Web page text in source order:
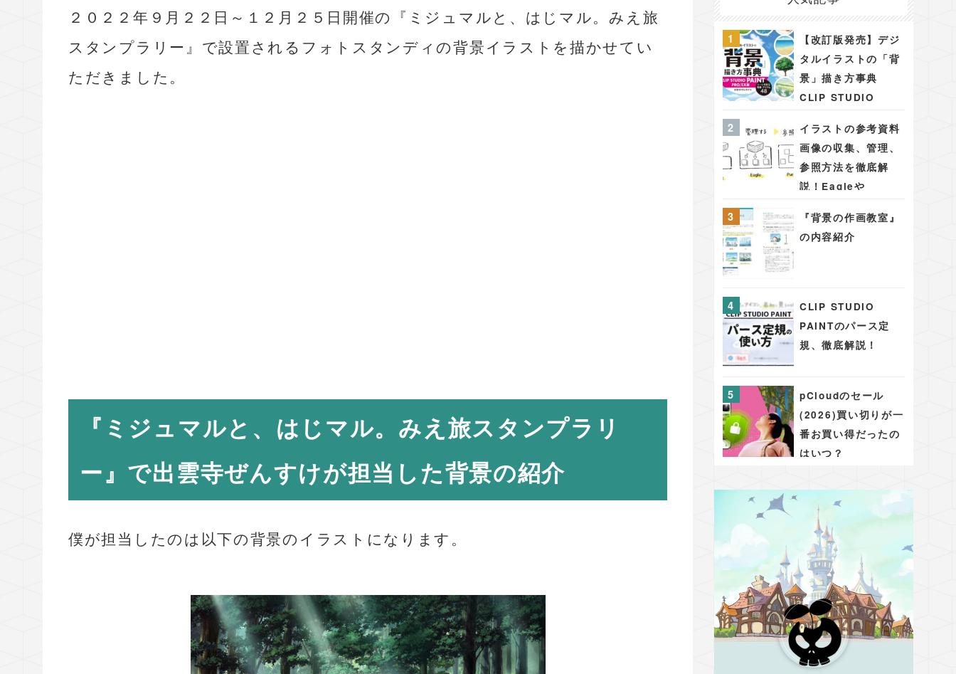
２０２２年９月２２日～１２月２５日開催の『ミジュマルと、はじマル。みえ旅
スタンプラリー』で設置されるフォトスタンディの背景イラストを描かせてい
ただきました。
『ミジュマルと、はじマル。みえ旅スタンプラリ
ー』で出雲寺ぜんすけが担当した背景の紹介
僕が担当したのは以下の背景のイラストになります。
【改訂版発売】デジ
タルイラストの「背
景」描き方事典
CLIP STUDIO
シーンを彩る背景・
アイテム48
イラストの参考資料
画像の収集、管理、
参照方法を徹底解
説！Eagleや
果的な手法
『背景の作画教室』
の内容紹介
CLIP STUDIO
PAINTのパース定
規、徹底解説！
pCloudのセール
(2026)買い切りが一
番お買い得だったの
はいつ？